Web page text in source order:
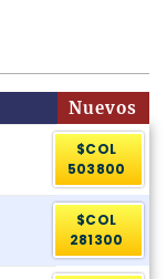
Nuevos
$COL
503800
$COL
281300